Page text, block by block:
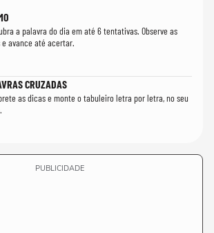
a palavra do dia em até 6 tentativas. Observe as
avance até acertar.
CRUZADAS
as dicas e monte o tabuleiro letra por letra, no seu
PUBLICIDADE